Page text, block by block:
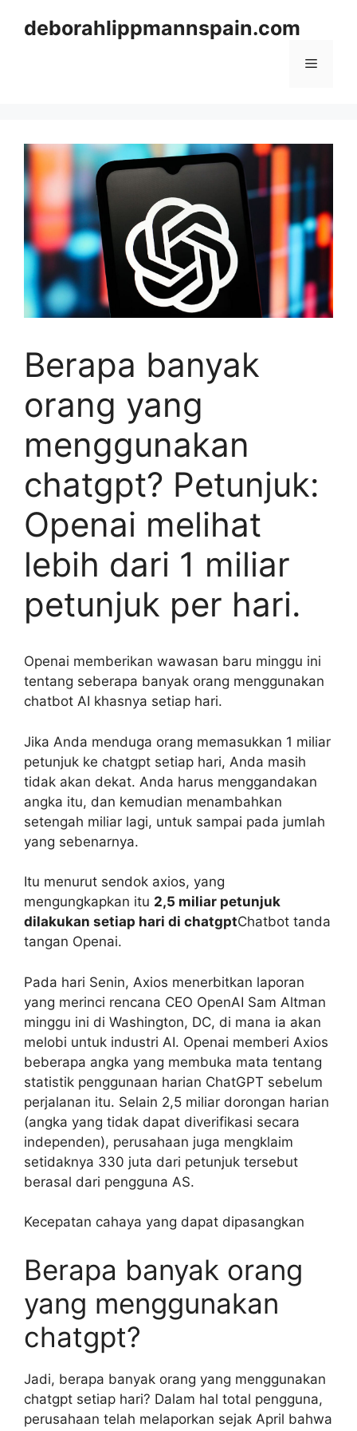
deborahlippmannspain.com
Menu
Berapa banyak
orang yang
menggunakan
chatgpt? Petunjuk:
Openai melihat
lebih dari 1 miliar
petunjuk per hari.
Openai memberikan wawasan baru minggu ini
tentang seberapa banyak orang menggunakan
chatbot AI khasnya setiap hari.
Jika Anda menduga orang memasukkan 1 miliar
petunjuk ke chatgpt setiap hari, Anda masih
tidak akan dekat. Anda harus menggandakan
angka itu, dan kemudian menambahkan
setengah miliar lagi, untuk sampai pada jumlah
yang sebenarnya.
Itu menurut sendok axios, yang
mengungkapkan itu 2,5 miliar petunjuk
dilakukan setiap hari di chatgptChatbot tanda
tangan Openai.
Pada hari Senin, Axios menerbitkan laporan
yang merinci rencana CEO OpenAI Sam Altman
minggu ini di Washington, DC, di mana ia akan
melobi untuk industri AI. Openai memberi Axios
beberapa angka yang membuka mata tentang
statistik penggunaan harian ChatGPT sebelum
perjalanan itu. Selain 2,5 miliar dorongan harian
(angka yang tidak dapat diverifikasi secara
independen), perusahaan juga mengklaim
setidaknya 330 juta dari petunjuk tersebut
berasal dari pengguna AS.
Kecepatan cahaya yang dapat dipasangkan
Berapa banyak orang
yang menggunakan
chatgpt?
Jadi, berapa banyak orang yang menggunakan
chatgpt setiap hari? Dalam hal total pengguna,
perusahaan telah melaporkan sejak April bahwa